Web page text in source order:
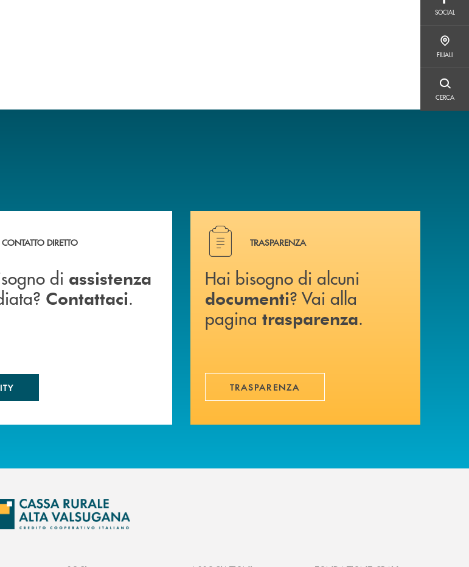
SOCIAL
FILIALI
CERCA
di assistenza immediata? Contattaci .
CONTATTO DIRETTO
di assistenza
Contattaci.
Hai bisogno di alcuni documenti ? Vai alla pagina
TRASPARENZA
Hai bisogno di alcuni
documenti? Vai alla
pagina trasparenza.
TRASPARENZA